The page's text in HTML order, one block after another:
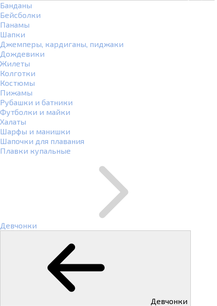
Банданы
Бейсболки
Панамы
Шапки
Джемперы, кардиганы, пиджаки
Дождевики
Жилеты
Колготки
Костюмы
Пижамы
Рубашки и батники
Футболки и майки
Халаты
Шарфы и манишки
Шапочки для плавания
Плавки купальные
Девчонки
Девчонки